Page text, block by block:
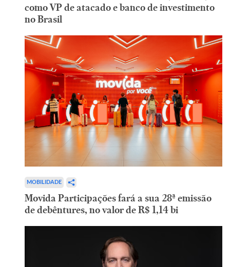
como VP de atacado e banco de investimento
no Brasil
MOBILIDADE
Movida Participações fará a sua 28ª emissão
de debêntures, no valor de R$ 1,14 bi